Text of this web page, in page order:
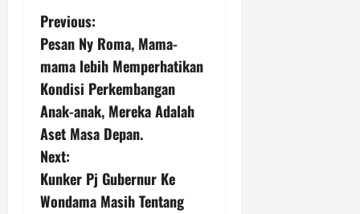
P
o
s
t
n
a
Previous:
Pesan Ny Roma, Mama-
mama lebih Memperhatikan
Kondisi Perkembangan
Anak-anak, Mereka Adalah
Aset Masa Depan.
Next:
Kunker Pj Gubernur Ke
Wondama Masih Tentang